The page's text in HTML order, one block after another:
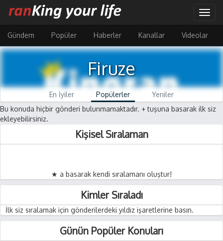
içeriğe
atla
Gündem
Popüler Haberler Kanallar Videolar
Firuze
En İyiler Popülerler Yeniler
Bu konuda hiçbir gönderi bulunmamaktadır. + tuşuna basarak ilk siz
ekleyebilirsiniz.
Kişisel Sıralaman
★ a basarak kendi sıralamanı oluştur!
Kimler Sıraladı
İlk siz sıralamak için gönderilerdeki yıldız işaretlerine basın.
Günün Popüler Konuları